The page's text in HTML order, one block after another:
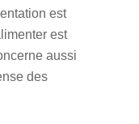
est
est
aussi
des